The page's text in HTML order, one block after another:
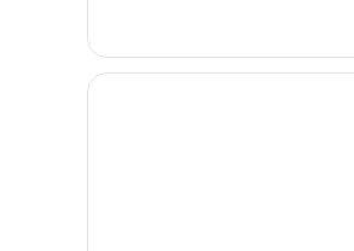
adults)
le
type
de